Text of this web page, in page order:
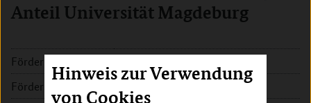
Hinweis zur Verwendung
von Cookies
Anteil Universität Magdeburg
Förderkennzeichen:
Fördersumme: